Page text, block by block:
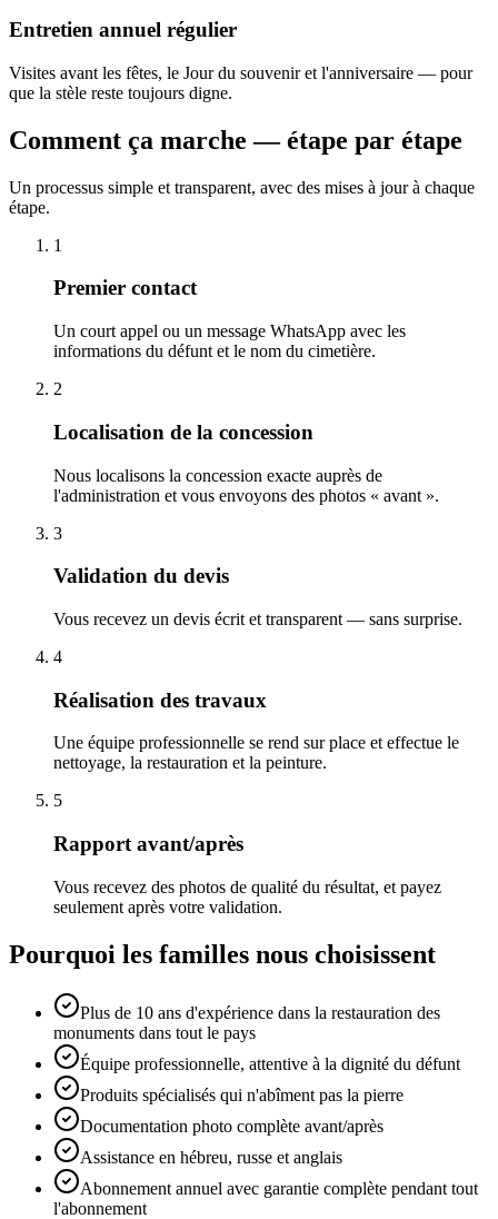
Entretien annuel régulier
Visites avant les fêtes, le Jour du souvenir et l'anniversaire — pour
que la stèle reste toujours digne.
Comment ça marche — étape par étape
Un processus simple et transparent, avec des mises à jour à chaque
étape.
1
Premier contact
Un court appel ou un message WhatsApp avec les
informations du défunt et le nom du cimetière.
2
Localisation de la concession
Nous localisons la concession exacte auprès de
l'administration et vous envoyons des photos « avant ».
3
Validation du devis
Vous recevez un devis écrit et transparent — sans surprise.
4
Réalisation des travaux
Une équipe professionnelle se rend sur place et effectue le
nettoyage, la restauration et la peinture.
5
Rapport avant/après
Vous recevez des photos de qualité du résultat, et payez
seulement après votre validation.
Pourquoi les familles nous choisissent
Plus de 10 ans d'expérience dans la restauration des
monuments dans tout le pays
Équipe professionnelle, attentive à la dignité du défunt
Produits spécialisés qui n'abîment pas la pierre
Documentation photo complète avant/après
Assistance en hébreu, russe et anglais
Abonnement annuel avec garantie complète pendant tout
l'abonnement